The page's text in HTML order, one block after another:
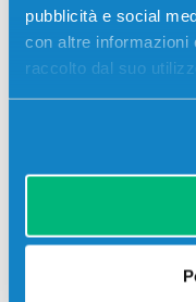
pubblicità e social
con altre informazioni
raccolto dal suo
RicohAFICIO
AFICIO